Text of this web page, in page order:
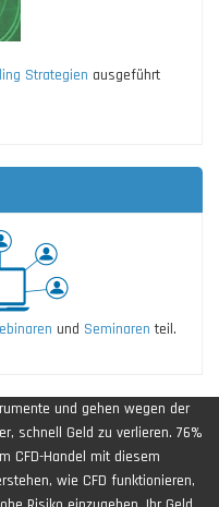
Strategien ausgeführt
und Seminaren teil.
und gehen wegen der
schnell Geld zu verlieren. 76%
CFD-Handel mit diesem
wie CFD funktionieren,